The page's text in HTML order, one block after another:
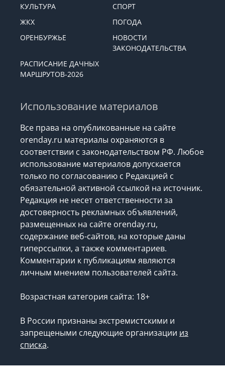
КУЛЬТУРА
СПОРТ
ЖКХ
ПОГОДА
ОРЕНБУРЖЬЕ
НОВОСТИ
ЗАКОНОДАТЕЛЬСТВА
РАСПИСАНИЕ ДАЧНЫХ
МАРШРУТОВ-2026
Использование материалов
Все права на опубликованные на сайте
orenday.ru материалы охраняются в
соответствии с законодательством РФ. Любое
использование материалов допускается
только по согласованию с Редакцией с
обязательной активной ссылкой на источник.
Редакция не несет ответственности за
достоверность рекламных объявлений,
размещенных на сайте orenday.ru,
содержание веб-сайтов, на которые даны
гиперссылки, а также комментариев.
Комментарии к публикациям являются
личным мнением пользователей сайта.
Возрастная категория сайта: 18+
В России признаны экстремистскими и
запрещеными следующие организации из
списка.
Запрещено для детей.